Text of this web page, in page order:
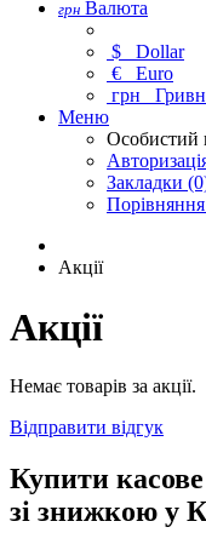
грн Валюта
$ Dollar
€ Euro
грн
Меню
Особистий
Закладки
Акції
Акції
Немає товарів за акції.
Відправити відгук
Купити
зі знижкою у